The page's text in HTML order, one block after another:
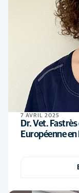
7 AVRIL 2025
Dr. Vet.
Européenne